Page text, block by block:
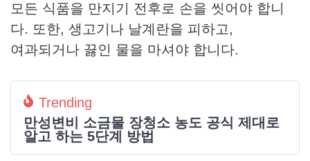
모든 식품을 만지기 전후로 손을 씻어야 합니
다. 또한, 생고기나 날계란을 피하고,
여과되거나 끓인 물을 마셔야 합니다.
Trending
만성변비 소금물 장청소 농도 공식 제대로
알고 하는 5단계 방법